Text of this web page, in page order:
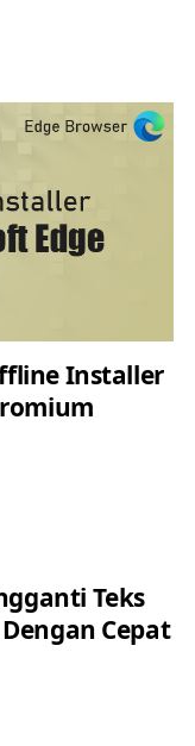
Installer
Teks
Cepat